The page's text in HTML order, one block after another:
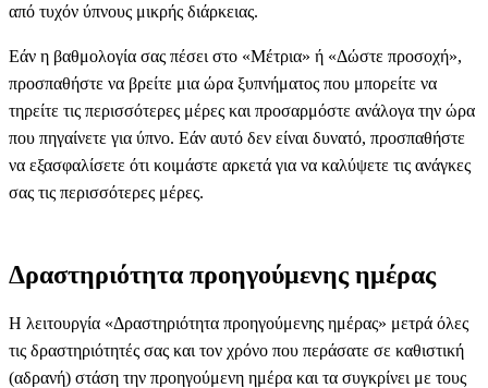
από τυχόν ύπνους μικρής διάρκειας.
Εάν η βαθμολογία σας πέσει στο «Μέτρια» ή «Δώστε προσοχή»,
προσπαθήστε να βρείτε μια ώρα ξυπνήματος που μπορείτε να
τηρείτε τις περισσότερες μέρες και προσαρμόστε ανάλογα την ώρα
που πηγαίνετε για ύπνο. Εάν αυτό δεν είναι δυνατό, προσπαθήστε
να εξασφαλίσετε ότι κοιμάστε αρκετά για να καλύψετε τις ανάγκες
σας τις περισσότερες μέρες.
Δραστηριότητα προηγούμενης ημέρας
Η λειτουργία «Δραστηριότητα προηγούμενης ημέρας» μετρά όλες
τις δραστηριότητές σας και τον χρόνο που περάσατε σε καθιστική
(αδρανή) στάση την προηγούμενη ημέρα και τα συγκρίνει με τους